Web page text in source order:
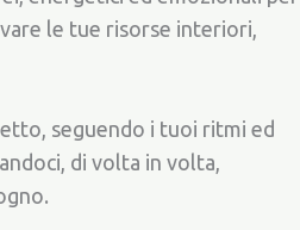
le tue risorse interiori,
seguendo i tuoi ritmi ed
di volta in volta,